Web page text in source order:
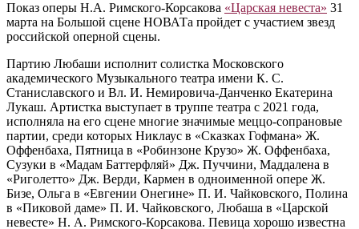
Показ оперы Н.А. Римского-Корсакова «Царская невеста» 31
марта на Большой сцене НОВАТа пройдет с участием звезд
российской оперной сцены.
Партию Любаши исполнит солистка Московского
академического Музыкального театра имени К. С.
Станиславского и Вл. И. Немировича-Данченко Екатерина
Лукаш. Артистка выступает в труппе театра с 2021 года,
исполняла на его сцене многие значимые меццо-сопрановые
партии, среди которых Никлаус в «Сказках Гофмана» Ж.
Оффенбаха, Пятница в «Робинзоне Крузо» Ж. Оффенбаха,
Сузуки в «Мадам Баттерфляй» Дж. Пуччини, Маддалена в
«Риголетто» Дж. Верди, Кармен в одноименной опере Ж.
Бизе, Ольга в «Евгении Онегине» П. И. Чайковского, Полина
в «Пиковой даме» П. И. Чайковского, Любаша в «Царской
невесте» Н. А. Римского-Корсакова. Певица хорошо известна